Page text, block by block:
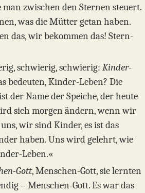
zwischen den Sternen steuert.
was die Mütter getan haben.
das, wir bekommen das! Stern-
schwierig, schwierig: Kinder-
bedeuten, Kinder-Leben? Die
der Name der Speiche, der heute
sich morgen ändern, wenn wir
wir sind Kinder, es ist das
haben. Uns wird gelehrt, wie
Leben.«
Gott, Menschen-Gott, sie lernten
– Menschen-Gott. Es war das